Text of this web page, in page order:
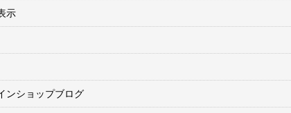
示
ンショップブログ